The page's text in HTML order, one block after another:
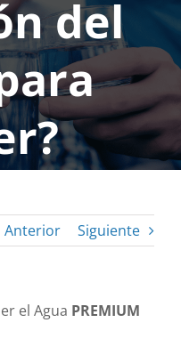
del
Anterior Siguiente
el Agua PREMIUM